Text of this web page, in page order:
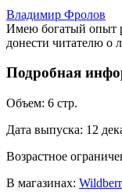
Владимир Фролов
Имею богатый опыт
донести читателю о
Подробная
Объем: 6 стр.
Дата выпуска: 12
Возрастное
В магазинах: